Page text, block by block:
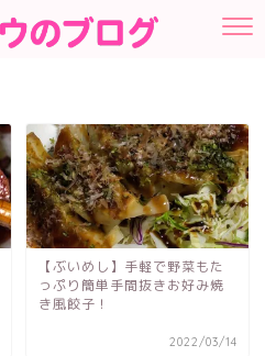
【ぶいめし】手軽で野菜もた
っぷり簡単手間抜きお好み焼
き風餃子！
2022/03/14